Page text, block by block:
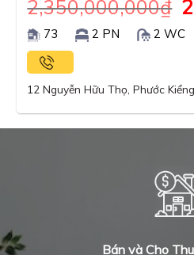
2,350,000,000₫
73 2 PN 2 WC
12 Nguyễn Hữu Thọ, Phước
Bán và Cho